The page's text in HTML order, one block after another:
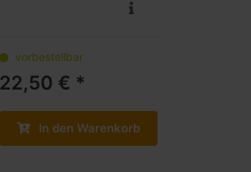
vorbestellbar
22,50 € *
In den Warenkorb